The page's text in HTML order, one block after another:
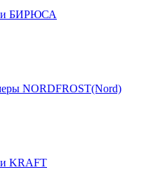
БИРЮСА
NORDFROST(Nord)
KRAFT